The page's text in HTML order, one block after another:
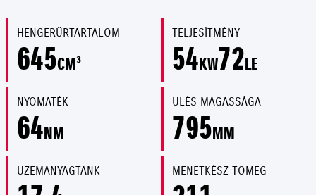
HENGERŰRTARTALOM
645CM³
TELJESÍTMÉNY
54KW72LE
NYOMATÉK
64NM
ÜLÉS MAGASSÁGA
795MM
ÜZEMANYAGTANK MENETKÉSZ TÖMEG